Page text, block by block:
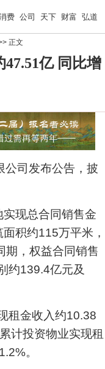
费 公司 天下 财富 弘道
正文
亿 同比增
司发布公告，披
现总合同销售金
积约115万平米，
期，权益合同销售
约139.4亿元及
金收入约10.38
计投资物业实现租
。